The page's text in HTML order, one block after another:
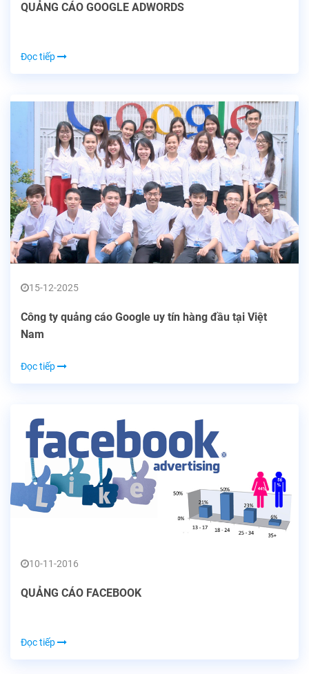
QUẢNG CÁO GOOGLE ADWORDS
Đọc tiếp
15-12-2025
Công ty quảng cáo Google uy tín hàng đầu tại Việt
Nam
Đọc tiếp
10-11-2016
QUẢNG CÁO FACEBOOK
Đọc tiếp